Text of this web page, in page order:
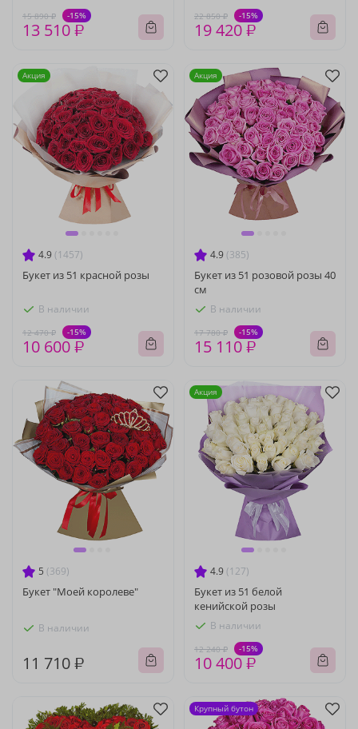
15 890 ₽ -15%
13 510 ₽
22 850 ₽ -15%
19 420 ₽
4.9 (1457)
Букет из 51 красной розы
В наличии
12 470 ₽ -15%
10 600 ₽
Акция
4.9 (385)
Букет из 51 розовой розы 40
см
В наличии
17 780 ₽ -15%
15 110 ₽
Акция
5 (369)
Букет "Моей королеве"
В наличии
11 710 ₽
4.9 (127)
Букет из 51 белой
кенийской розы
В наличии
12 240 ₽ -15%
10 400 ₽
Акция
Крупный бутон